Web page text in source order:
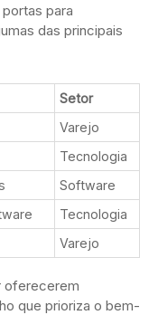
para
das principais
Setor
Varejo
Tecnologia
Software
Tecnologia
Varejo
oferecerem
que prioriza o bem-